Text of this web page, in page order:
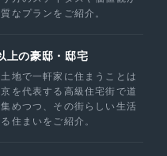
なプランをご紹介。
上の豪邸・邸宅
地で一軒家に住まうことは
を代表する高級住宅街で道
めつつ、その街らしい生活
住まいをご紹介。